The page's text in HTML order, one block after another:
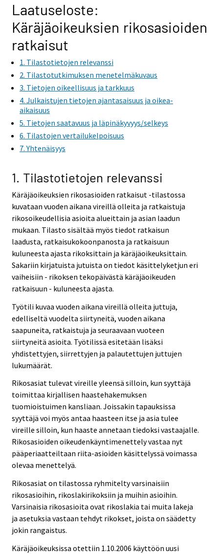
Laatuseloste:
Käräjäoikeuksien rikosasioiden
ratkaisut
1. Tilastotietojen relevanssi
2. Tilastotutkimuksen menetelmäkuvaus
3. Tietojen oikeellisuus ja tarkkuus
4. Julkaistujen tietojen ajantasaisuus ja oikea-
aikaisuus
5. Tietojen saatavuus ja läpinäkyvyys/selkeys
6. Tilastojen vertailukelpoisuus
7. Yhtenäisyys
1. Tilastotietojen relevanssi
Käräjäoikeuksien rikosasioiden ratkaisut -tilastossa
kuvataan vuoden aikana vireillä olleita ja ratkaistuja
rikosoikeudellisia asioita alueittain ja asian laadun
mukaan. Tilasto sisältää myös tiedot ratkaisun
laadusta, ratkaisukokoonpanosta ja ratkaisuun
kuluneesta ajasta rikoksittain ja käräjäoikeuksittain.
Sakariin kirjatuista jutuista on tiedot käsittelyketjun eri
vaiheisiin - rikoksen tekopäivästä käräjäoikeuden
ratkaisuun - kuluneesta ajasta.
Työtili kuvaa vuoden aikana vireillä olleita juttuja,
edelliseltä vuodelta siirtyneitä, vuoden aikana
saapuneita, ratkaistuja ja seuraavaan vuoteen
siirtyneitä asioita. Työtilissä esitetään lisäksi
yhdistettyjen, siirrettyjen ja palautettujen juttujen
lukumäärät.
Rikosasiat tulevat vireille yleensä silloin, kun syyttäjä
toimittaa kirjallisen haastehakemuksen
tuomioistuimen kansliaan. Joissakin tapauksissa
syyttäjä voi myös antaa haasteen itse ja asia tulee
vireille silloin, kun haaste annetaan tiedoksi vastaajalle.
Rikosasioiden oikeudenkäyntimenettely vastaa nyt
pääperiaatteiltaan riita-asioiden käsittelyssä voimassa
olevaa menettelyä.
Rikosasiat on tilastossa ryhmitelty varsinaisiin
rikosasioihin, rikoslakirikoksiin ja muihin asioihin.
Varsinaisia rikosasioita ovat rikoslakia tai muita lakeja
ja asetuksia vastaan tehdyt rikokset, joista on säädetty
jokin rangaistus.
Käräjäoikeuksissa otettiin 1.10.2006 käyttöön uusi